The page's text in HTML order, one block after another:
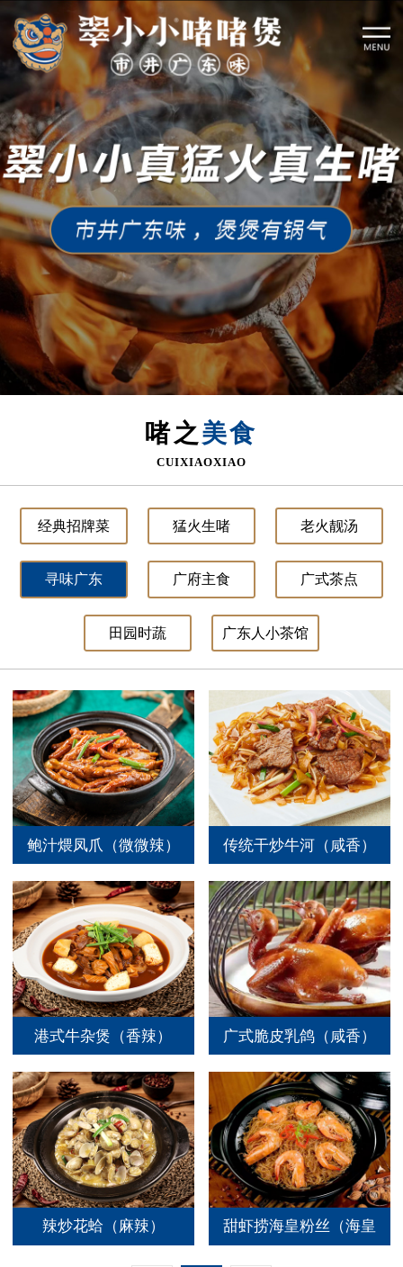
啫之美食
CUIXIAOXIAO
经典招牌菜 猛火生啫 老火靓汤
寻味广东 广府主食 广式茶点
田园时蔬 广东人小茶馆
鲍汁煨凤爪（微微辣） 传统干炒牛河（咸香）
港式牛杂煲（香辣） 广式脆皮乳鸽（咸香）
辣炒花蛤（麻辣）
甜虾捞海皇粉丝（海皇